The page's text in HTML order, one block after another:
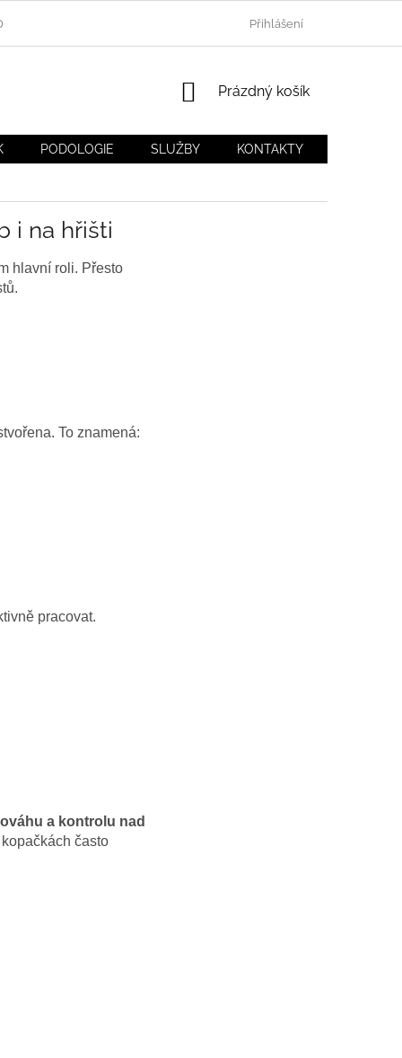
NEJČASTĚJŠÍ DOTAZY (FAQ)
Přihlášení
NÁKUPNÍ
Prázdný košík
PODOLOGIE SLUŽBY KONTAKTY
i na hřišti
hlavní roli. Přesto
To znamená:
pracovat.
a kontrolu nad
často